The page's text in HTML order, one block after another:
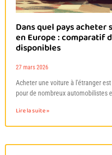
Dans quel pays
en Europe : comparatif
disponibles
27 mars 2026
Acheter une voiture à l'étranger
pour de nombreux automobilistes
Lire la suite »